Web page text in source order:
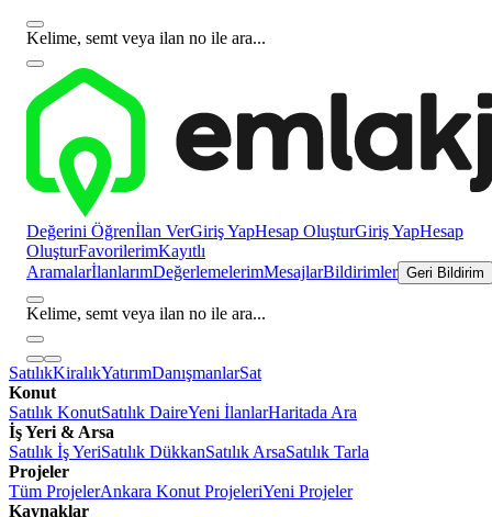
Kelime, semt veya ilan no ile ara...
Değerini Öğrenİlan VerGiriş YapHesap OluşturGiriş YapHesap
OluşturFavorilerimKayıtlı
AramalarİlanlarımDeğerlemelerimMesajlarBildirimler Geri Bildirim
Kelime, semt veya ilan no ile ara...
SatılıkKiralıkYatırımDanışmanlarSat
Konut
Satılık KonutSatılık DaireYeni İlanlarHaritada Ara
İş Yeri & Arsa
Satılık İş YeriSatılık DükkanSatılık ArsaSatılık Tarla
Projeler
Tüm ProjelerAnkara Konut ProjeleriYeni Projeler
Kaynaklar